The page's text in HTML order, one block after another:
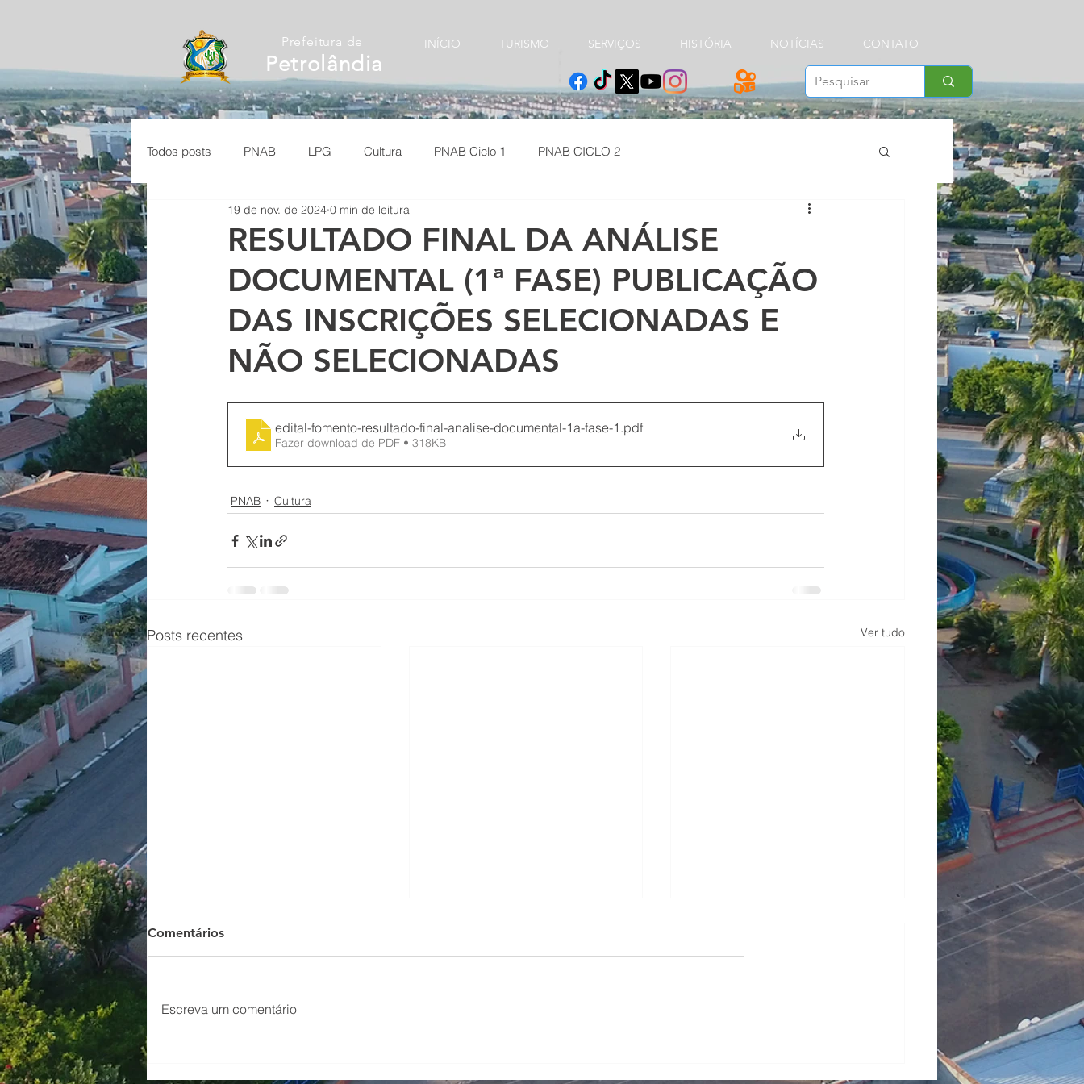
Prefeitura de
Petrolândia
INÍCIO TURISMO SERVIÇOS HISTÓRIA NOTÍCIAS CONTATO
Todos posts PNAB LPG Cultura PNAB Ciclo 1 PNAB CICLO 2
RESULTADO FINAL DA ANÁLISE
DOCUMENTAL (1ª FASE) PUBLICAÇÃO
DAS INSCRIÇÕES SELECIONADAS E
NÃO SELECIONADAS
19 de nov. de 2024 0 min de leitura
edital-fomento-resultado-final-analise-documental-1a-fase-1 .pdf
Fazer download de PDF • 318KB
PNAB Cultura
Posts recentes Ver tudo
RESOLUÇÃO Nº 001/2025 –
FASE)
Comentários
Escreva um comentário